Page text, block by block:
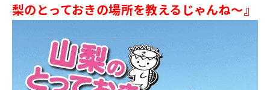
梨のとっておきの場所を教えるじゃんね～』